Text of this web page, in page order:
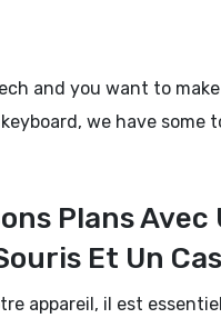
and you want to
we have
Plans
Et Un
appareil, il est